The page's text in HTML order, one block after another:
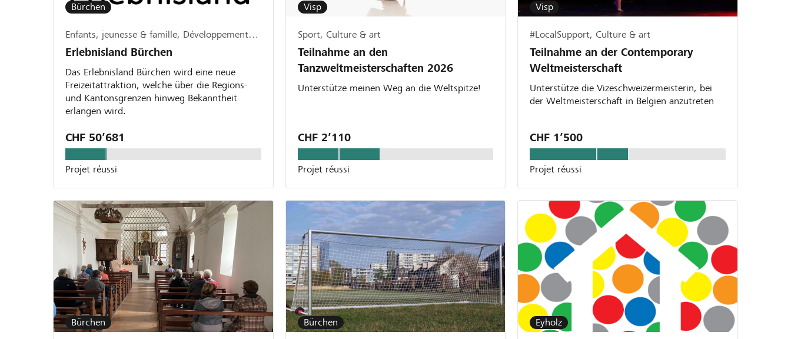
Bürchen
Enfants, jeunesse & famille, Développement local, régional
Erlebnisland Bürchen
Das Erlebnisland Bürchen wird eine neue
Freizeitattraktion, welche über die Regions-
und Kantonsgrenzen hinweg Bekanntheit
erlangen wird.
CHF 50’681
Projet réussi
Visp
Sport, Culture & art
Teilnahme an den
Tanzweltmeisterschaften 2026
Unterstütze meinen Weg an die Weltspitze!
CHF 2’110
Projet réussi
Visp
#LocalSupport, Culture & art
Teilnahme an der Contemporary
Weltmeisterschaft
Unterstütze die Vizeschweizermeisterin, bei
der Weltmeisterschaft in Belgien anzutreten
CHF 1’500
Projet réussi
Bürchen Bürchen Eyholz